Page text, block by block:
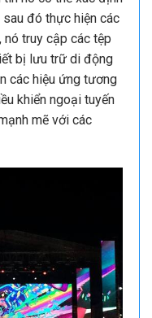
đó thực hiện các
nó truy cập các tệp
bị lưu trữ di động
các hiệu ứng tương
khiển ngoại tuyến
mẽ với các